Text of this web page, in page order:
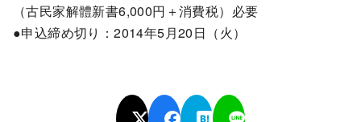
（古民家解體新書6,000円＋消費税）必要
●申込締め切り：2014年5月20日（火）